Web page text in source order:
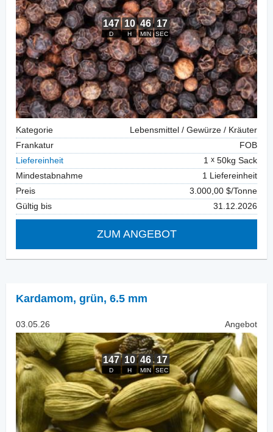
Kategorie
Lebensmittel / Gewürze / Kräuter
Frankatur
FOB
Liefereinheit
1
50kg Sack
Mindestabnahme
1 Liefereinheit
Preis
3.000,00 $/Tonne
Gültig bis
31.12.2026
ZUM ANGEBOT
Kardamom, grün, 6.5 mm
03.05.26 Angebot